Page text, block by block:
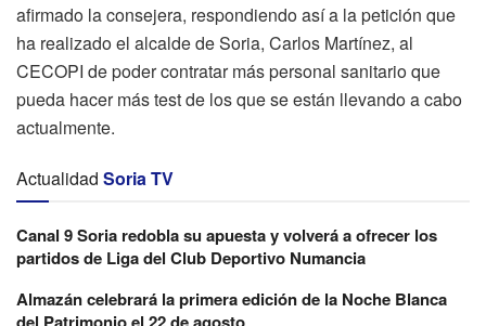
afirmado la consejera, respondiendo así a la petición que
ha realizado el alcalde de Soria, Carlos Martínez, al
CECOPI de poder contratar más personal sanitario que
pueda hacer más test de los que se están llevando a cabo
actualmente.
Actualidad Soria TV
Canal 9 Soria redobla su apuesta y volverá a ofrecer los
partidos de Liga del Club Deportivo Numancia
Almazán celebrará la primera edición de la Noche Blanca